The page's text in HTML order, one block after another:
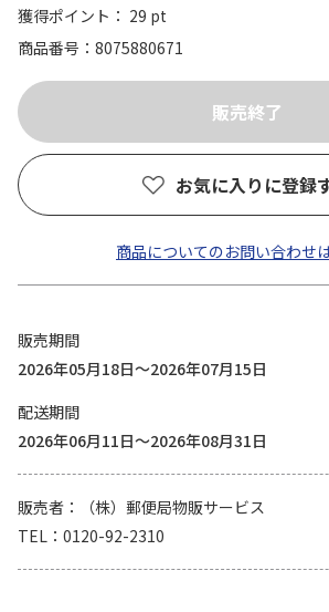
獲得ポイント： 29 pt
商品番号
8075880671
お気に入りに登録
商品についてのお問い合わせ
販売期間
2026年05月18日～2026年07月15日
配送期間
2026年06月11日～2026年08月31日
販売者
（株）郵便局物販サービス
TEL
0120-92-2310